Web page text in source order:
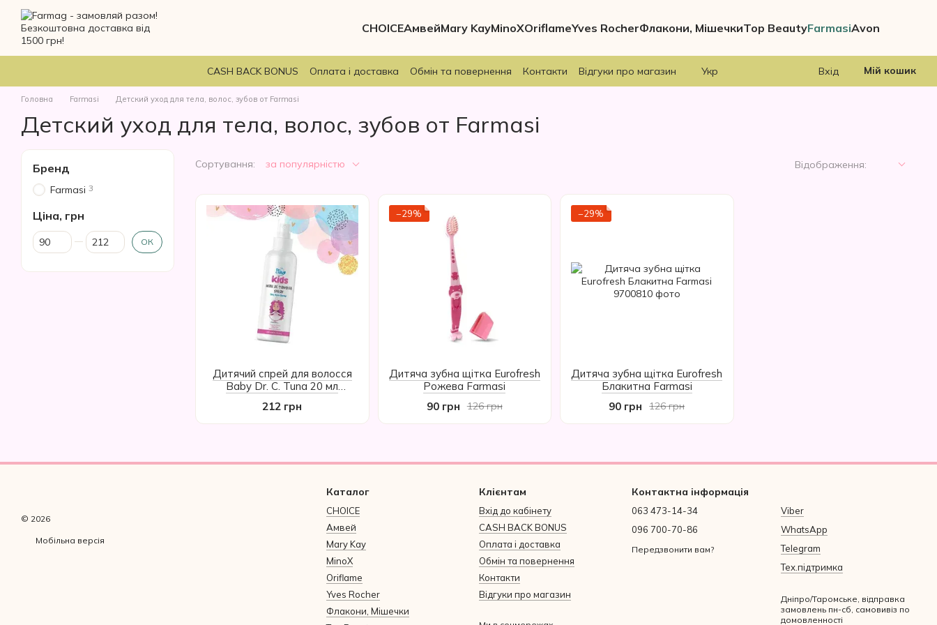
Перейти до основного контенту
CHOICEАмвейMary KayMinoXOriflameYves RocherФлакони, МішечкиTop BeautyFarmasiAvon
CASH BACK BONUS Оплата і доставка Обмін та повернення Контакти Відгуки про магазин Укр Вхід Мій кошик
Головна Farmasi Детский уход для тела, волос, зубов от Farmasi
Детский уход для тела, волос, зубов от Farmasi
Сортування: за популярністю Відображення:
Дитячий спрей для волосся
Baby Dr. C. Tuna 20 мл
212 грн
−29%
Дитяча зубна щітка Eurofresh
Рожева Farmasi
126 грн
90 грн
−29%
Дитяча зубна щітка Eurofresh
Блакитна Farmasi
126 грн
90 грн
Бренд
Farmasi 3
Ціна, грн
Від Ціна, грн
До Ціна, грн ОК
© 2026
Мобільна версія
Каталог
CHOICE
Амвей
Mary Kay
MinoX
Oriflame
Yves Rocher
Флакони, Мішечки
Клієнтам
Вхід до кабінету
CASH BACK BONUS
Оплата і доставка
Обмін та повернення
Контакти
Відгуки про магазин
Контактна інформація
063 473-14-34
096 700-70-86
Передзвонити вам?
Viber
WhatsApp
Telegram
Тех.підтримка
Дніпро/Таромське, відправка
замовлень пн-сб, самовивіз по
домовленності